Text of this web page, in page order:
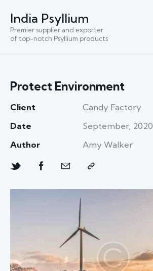
India Psyllium
Premier supplier and exporter
of top-notch Psyllium products
Protect Environment
Client
Candy Factory
Date
September, 2020
Author
Amy Walker